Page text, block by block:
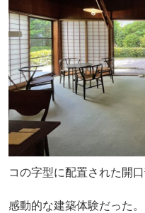
コの字型に配置された開口
感動的な建築体験だった。